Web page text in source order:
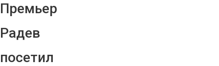
Премьер
Радев
посетил